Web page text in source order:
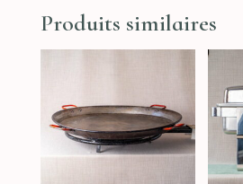
Produits similaires